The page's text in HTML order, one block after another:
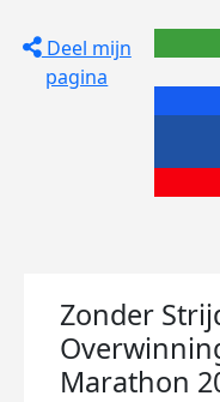
Deel mijn
pagina
Zonder
Marathon